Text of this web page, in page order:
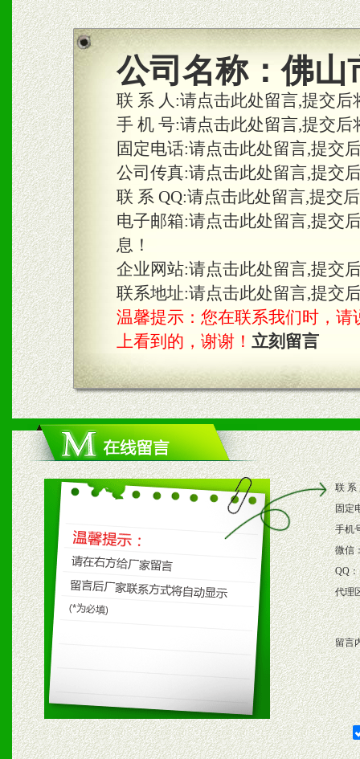
商利润。
2、区域独家经营；建立区
合作关系。
三、物料及媒体
1、免费提供体验及宣传彩
2、不定期在各大知名网站
知名度和影响力。
3、根据地方实际情况提供
具。
四、市场操作及支持
1、根据区域市场协助制定
2、根据具体情况公司给予
3、根据市场需要，派驻区
保产品顺利销售。
4、根据市场情况公司给予
购支持。
五、退换货制度
1、给予前期市场操作一定
2、对于临期，滞销品给予
公司名称：佛山
联 系 人:请点击此处留言,提交
手 机 号:请点击此处留言,提交
固定电话:请点击此处留言,提交
公司传真:请点击此处留言,提交
联 系 QQ:请点击此处留言,提交
电子邮箱:请点击此处留言,提交
息！
企业网站:请点击此处留言,提交
联系地址:请点击此处留言,提交
温馨提示：您在联系我们时，请
上看到的，谢谢！ 立刻留言
联 系
固定
手机
微信
QQ：
代理
留言